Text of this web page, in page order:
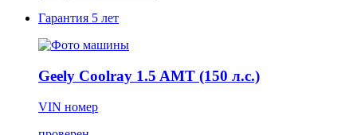
Гарантия 5 лет
Geely Coolray 1.5 AMT (150 л.с.)
VIN номер